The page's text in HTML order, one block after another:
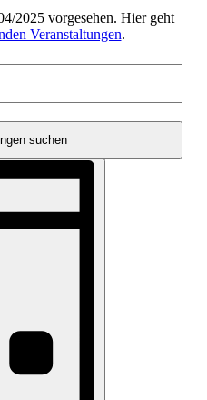
2025 vorgesehen. Hier geht
Veranstaltungen.
suchen